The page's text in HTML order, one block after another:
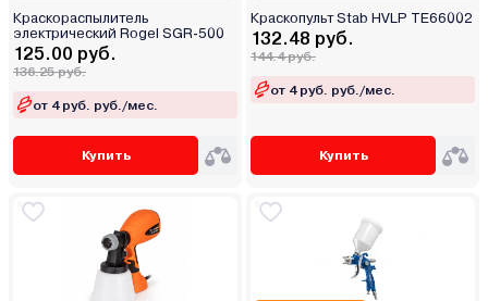
Краскораспылитель
электрический Rogel SGR-500
125.00 руб.
136.25 руб.
от 4 руб. руб./мес.
Купить
Краскопульт Stab HVLP TE66002
132.48 руб.
144.4 руб.
от 4 руб. руб./мес.
Купить